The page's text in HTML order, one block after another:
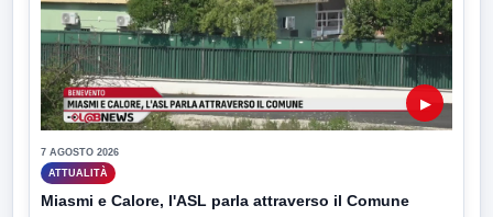
▶
7 AGOSTO 2026
ATTUALITÀ
Miasmi e Calore, l'ASL parla attraverso il Comune